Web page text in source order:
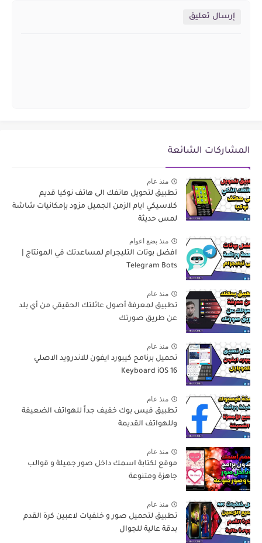
إرسال تعليق
المشاركات الشائعة
منذ عام
تطبيق لتحويل هاتفك الى هاتف نوكيا قديم
كلاسيكي ايام الزمن الجميل مزود بإمكانيات شاشة
لمس حديثة
منذ بضع اعوام
افضل بوتات التليجرام لمساعدتك في المونتاج |
Telegram Bots
منذ عام
تطبيق لمعرفة أصول عائلتك الحقيقي من أي بلد
عن طريق صورتك
منذ عام
تحميل برنامج كيبورد ايفون للاندرويد الاصلي
Keyboard iOS 16
منذ عام
تطبيق فيس بوك خفيف جداً للهواتف الضعيفة
وللهواتف القديمة
منذ عام
موقع لكتابة اسمك داخل صور جميلة و قوالب
جاهزة ومتنوعة
منذ عام
تطبيق لتحميل صور و خلفيات لاعبين كرة القدم
بدقة عالية للجوال